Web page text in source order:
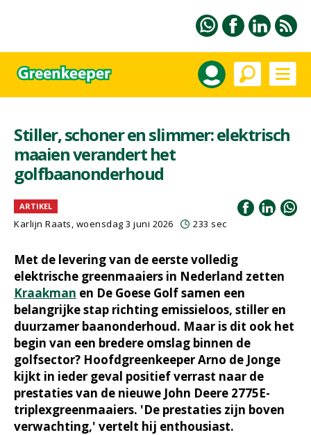
Stiller, schoner en slimmer: elektrisch
maaien verandert het
golfbaanonderhoud
ARTIKEL
Karlijn Raats, woensdag 3 juni 2026 233 sec
Met de levering van de eerste volledig
elektrische greenmaaiers in Nederland zetten
Kraakman en De Goese Golf samen een
belangrijke stap richting emissieloos, stiller en
duurzamer baanonderhoud. Maar is dit ook het
begin van een bredere omslag binnen de
golfsector? Hoofdgreenkeeper Arno de Jonge
kijkt in ieder geval positief verrast naar de
prestaties van de nieuwe John Deere 2775E-
triplexgreenmaaiers. 'De prestaties zijn boven
verwachting,' vertelt hij enthousiast.